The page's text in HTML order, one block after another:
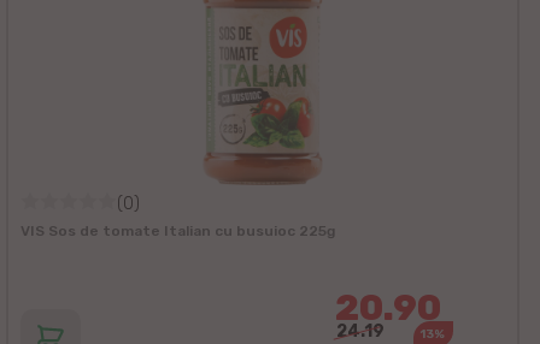
(0)
VIS Sos de tomate Italian cu busuioc 225g
20.90
24.19 13%